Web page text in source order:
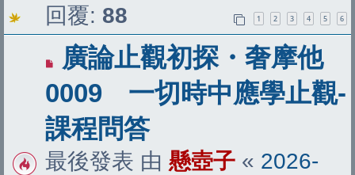
回覆: 88 1 2 3 4 5 6
有
新
文
章
廣論止觀初探・奢摩他
0009 一切時中應學止觀-
課程問答
最後發表 由 懸壺子 « 2026-